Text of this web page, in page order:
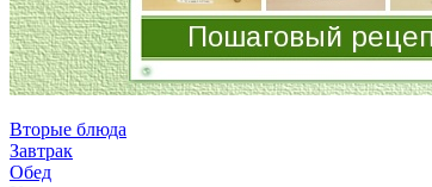
Вторые блюда
Завтрак
Обед